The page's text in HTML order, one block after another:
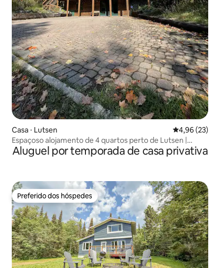
Casa ⋅ Lutsen 4,96 de uma
4,96 (23)
Espaçoso alojamento de 4 quartos perto de Lutsen |
Todas as estações
Aluguel por temporada de casa privativa
Preferido dos hóspedes
Preferido dos hóspedes